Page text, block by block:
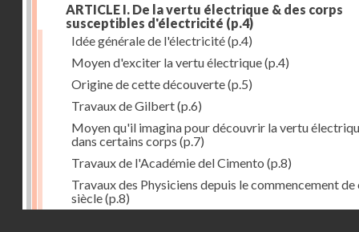
ARTICLE I. De la vertu électrique & des corps
susceptibles d'électricité (p.4)
Idée générale de l'électricité(p.4)
Moyen d'exciter la vertu électrique(p.4)
Origine de cette découverte(p.5)
Travaux de Gilbert(p.6)
Moyen qu'il imagina pour découvrir la vertu
dans certains corps (p.7)
Travaux de l'Académie del Cimento (p.8)
Travaux des Physiciens depuis le commencement de
siècle(p.8)